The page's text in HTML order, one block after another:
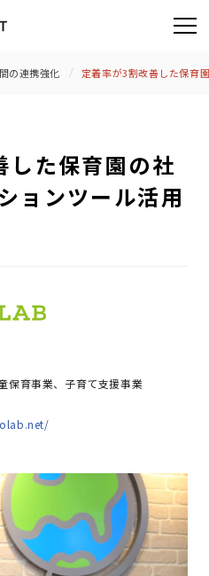
の連携強化 定着率が3割改善した保育
した保育園の社
ョンツール活用
保育事業、子育て支援事業